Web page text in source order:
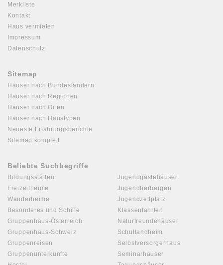
Merkliste
Kontakt
Haus vermieten
Impressum
Datenschutz
Sitemap
Häuser nach Bundesländern
Häuser nach Regionen
Häuser nach Orten
Häuser nach Haustypen
Neueste Erfahrungsberichte
Sitemap komplett
Beliebte Suchbegriffe
Bildungsstätten
Freizeitheime
Wanderheime
Besonderes und Schiffe
Gruppenhaus-Österreich
Gruppenhaus-Schweiz
Gruppenreisen
Gruppenunterkünfte
Jugendgästehäuser
Jugendherbergen
Jugendzeltplatz
Klassenfahrten
Naturfreundehäuser
Schullandheim
Selbstversorgerhaus
Seminarhäuser